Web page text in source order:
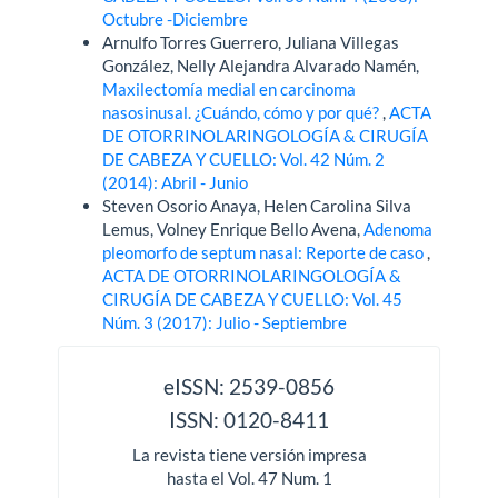
Octubre -Diciembre
Arnulfo Torres Guerrero, Juliana Villegas
González, Nelly Alejandra Alvarado Namén,
Maxilectomía medial en carcinoma
nasosinusal. ¿Cuándo, cómo y por qué?,ACTA
DE OTORRINOLARINGOLOGÍA & CIRUGÍA
DE CABEZA Y CUELLO: Vol. 42 Núm. 2
(2014): Abril - Junio
Steven Osorio Anaya, Helen Carolina Silva
Lemus, Volney Enrique Bello Avena,Adenoma
pleomorfo de septum nasal: Reporte de caso,
ACTA DE OTORRINOLARINGOLOGÍA &
CIRUGÍA DE CABEZA Y CUELLO: Vol. 45
Núm. 3 (2017): Julio - Septiembre
eISSN: 2539-0856
ISSN: 0120-8411
La revista tiene versión impresa
hasta el Vol. 47 Num. 1